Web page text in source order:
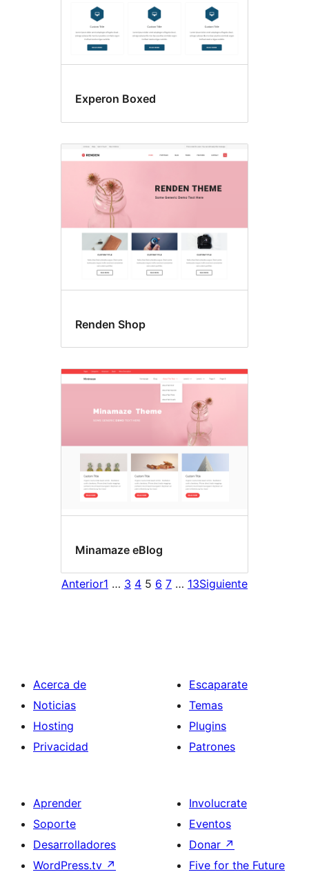
Experon Boxed
Renden Shop
Minamaze eBlog
Anterior1 … 3 4 5 6 7 … 13Siguiente
Acerca de
Noticias
Hosting
Privacidad
Escaparate
Temas
Plugins
Patrones
Aprender
Soporte
Desarrolladores
WordPress.tv ↗
Involucrate
Eventos
Donar ↗
Five for the Future